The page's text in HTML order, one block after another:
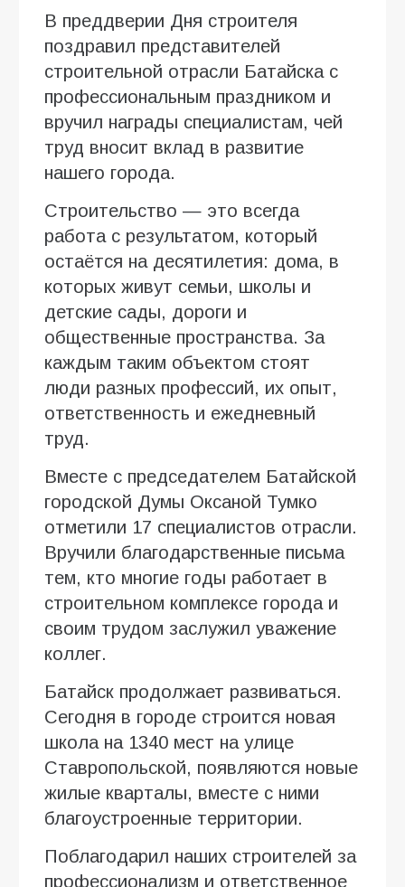
В преддверии Дня строителя
поздравил представителей
строительной отрасли Батайска с
профессиональным праздником и
вручил награды специалистам, чей
труд вносит вклад в развитие
нашего города.
Строительство — это всегда
работа с результатом, который
остаётся на десятилетия: дома, в
которых живут семьи, школы и
детские сады, дороги и
общественные пространства. За
каждым таким объектом стоят
люди разных профессий, их опыт,
ответственность и ежедневный
труд.
Вместе с председателем Батайской
городской Думы Оксаной Тумко
отметили 17 специалистов отрасли.
Вручили благодарственные письма
тем, кто многие годы работает в
строительном комплексе города и
своим трудом заслужил уважение
коллег.
Батайск продолжает развиваться.
Сегодня в городе строится новая
школа на 1340 мест на улице
Ставропольской, появляются новые
жилые кварталы, вместе с ними
благоустроенные территории.
Поблагодарил наших строителей за
профессионализм и ответственное